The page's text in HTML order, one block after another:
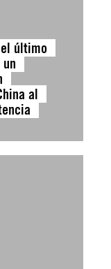
último
al